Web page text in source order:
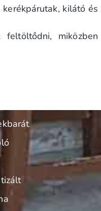
kilátó és
feltöltődni, miközben